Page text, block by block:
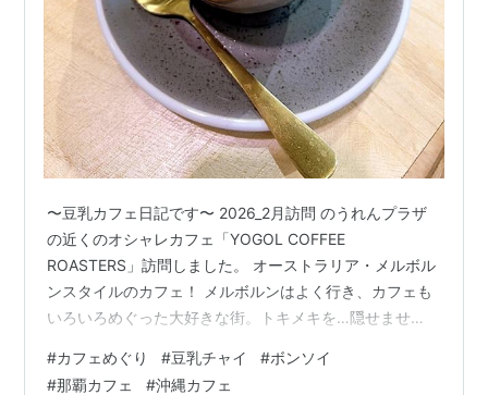
〜豆乳カフェ日記です〜 2026_2月訪問 のうれんプラザ
の近くのオシャレカフェ「YOGOL COFFEE
ROASTERS」訪問しました。 オーストラリア・メルボル
ンスタイルのカフェ！ メルボルンはよく行き、カフェも
いろいろめぐった大好きな街。トキメキを…隠せませ
囲気です。 訪問時は常連さんたちが多数来店していたよ
#カフェめぐり #豆乳チャイ #ボンソイ
#那覇カフェ #沖縄カフェ